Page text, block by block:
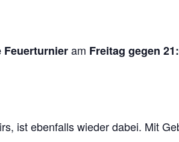
Feuerturnieram Freitag gegen
ist ebenfalls wieder dabei. Mit